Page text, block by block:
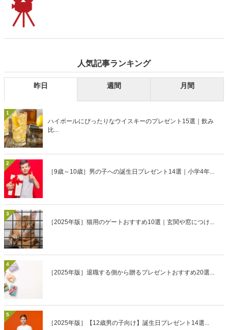
人気記事ランキング
昨日 週間 月間
1
ハイボールにぴったりなウイスキーのプレゼント15選｜飲み
比...
2
［9歳～10歳］男の子への誕生日プレゼント14選｜小学4年...
3
［2025年版］猫用のゲートおすすめ10選｜玄関や窓につけ...
4
［2025年版］退職する側から贈るプレゼントおすすめ20選...
5
［2025年版］【12歳男の子向け】誕生日プレゼント14選...